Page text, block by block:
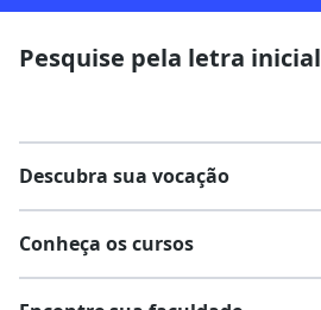
Pesquise pela letra inicial
Descubra sua vocação
Conheça os cursos